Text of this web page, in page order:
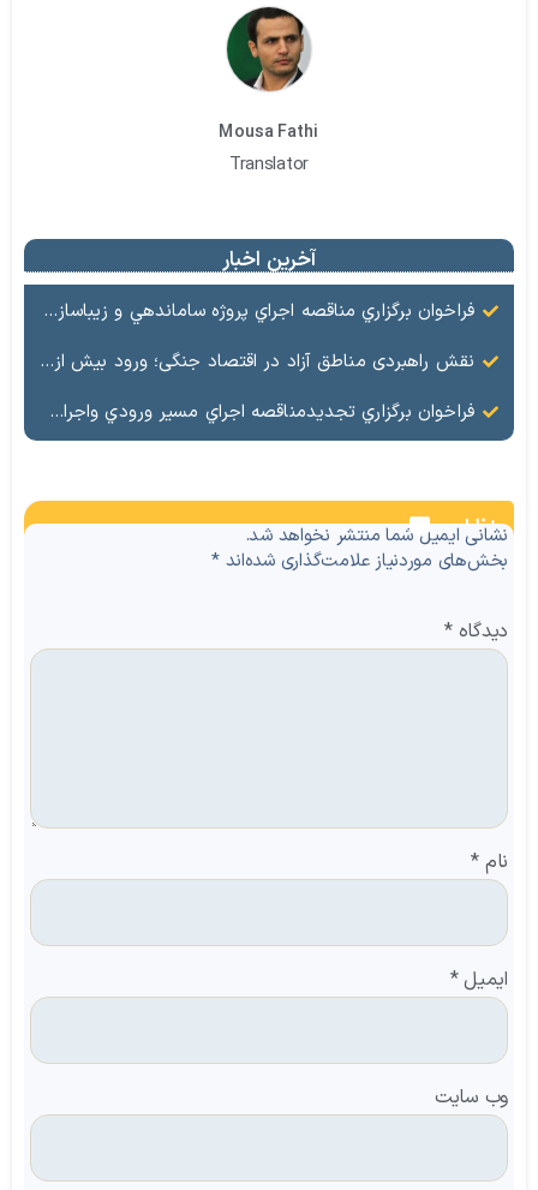
Mousa Fathi
Translator
آخرین اخبار
فراخوان برگزاري مناقصه اجراي پروژه ساماندهي و زيباسازي بلوار پليس راه ماكو
نقش راهبردی مناطق آزاد در اقتصاد جنگی؛ ورود بیش از ۶۲۰ هزار تن کالای اساسی به مناطق آزاد کشور
فراخوان برگزاري تجدیدمناقصه اجراي مسير ورودي واجراي سنگ فرش مسير ورودي قلعه قبان ماكو
نظرات
نشانی ایمیل شما منتشر نخواهد شد.
بخش‌های موردنیاز علامت‌گذاری شده‌اند*
دیدگاه*
نام *
ایمیل*
وب‌ سایت